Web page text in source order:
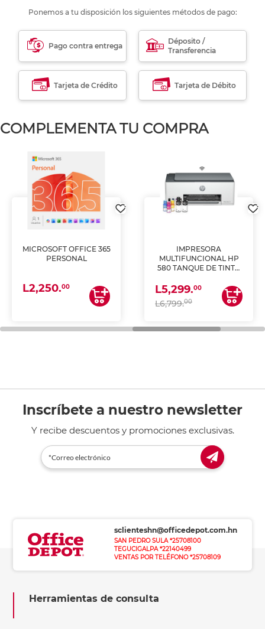
Ponemos a tu disposición los siguientes métodos de pago:
Pago contra entrega
Déposito /
Transferencia
Tarjeta de Crédito Tarjeta de Débito
COMPLEMENTA TU COMPRA
MICROSOFT OFFICE 365
PERSONAL
L2,250.00
IMPRESORA
MULTIFUNCIONAL HP
580 TANQUE DE TINTA
ESCANEA)
L5,299.00
L6,799.00
Inscríbete a nuestro newsletter
Y recibe descuentos y promociones exclusivas.
sclienteshn@officedepot.com.hn
SAN PEDRO SULA *25708100
TEGUCIGALPA *22140499
VENTAS POR TELÉFONO *25708109
Herramientas de consulta